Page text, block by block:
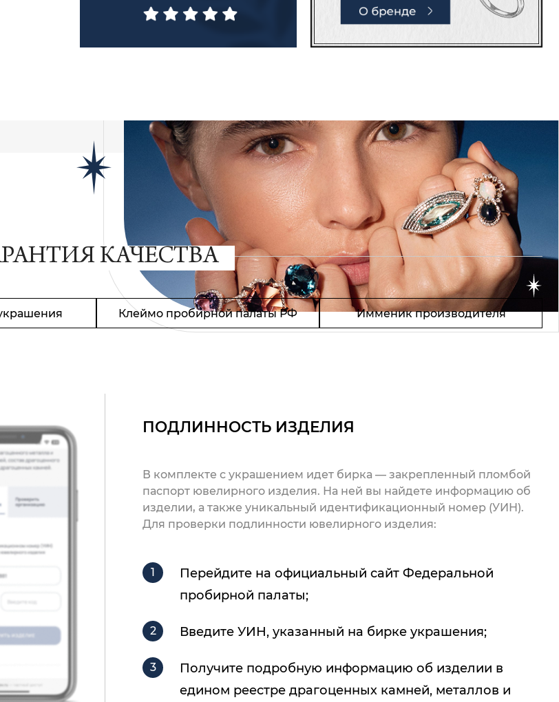
КАЧЕСТВА
Клеймо пробирной палаты РФ Имменик производителя
ПОДЛИННОСТЬ ИЗДЕЛИЯ
В комплекте с украшением идет бирка — закрепленный пломбой
паспорт ювелирного изделия. На ней вы найдете информацию об
изделии, а также уникальный идентификационный номер (УИН).
Для проверки подлинности ювелирного изделия:
Перейдите на официальный сайт Федеральной
пробирной палаты;
Введите УИН, указанный на бирке украшения;
Получите подробную информацию об изделии в
едином реестре драгоценных камней, металлов и